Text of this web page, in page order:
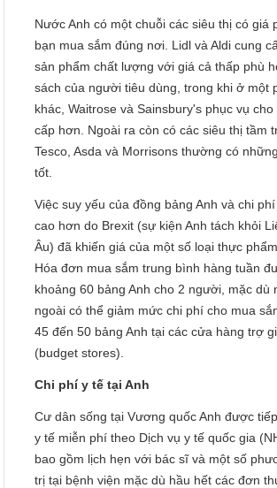
Nước Anh có một chuỗi các siêu thị có giá
bạn mua sắm đúng nơi. Lidl và Aldi cung
sản phẩm chất lượng với giá cả thấp phù
sách của người tiêu dùng, trong khi ở một
khác, Waitrose và Sainsbury's phục vụ
cấp hơn. Ngoài ra còn có các siêu thị tầm
Tesco, Asda và Morrisons thường có
tốt.
Việc suy yếu của đồng bảng Anh và chi
cao hơn do Brexit (sự kiện Anh tách khỏi
Âu) đã khiến giá của một số loại thực
Hóa đơn mua sắm trung bình hàng tuần
khoảng 60 bảng Anh cho 2 người, mặc dù
ngoài có thể giảm mức chi phí cho mua
45 đến 50 bảng Anh tại các cửa hàng trợ
(budget stores).
Chi phí y tế tại Anh
Cư dân sống tại Vương quốc Anh được
y tế miễn phí theo Dịch vụ y tế quốc gia
bao gồm lịch hẹn với bác sĩ và một số
trị tại bệnh viện mặc dù hầu hết các đơn